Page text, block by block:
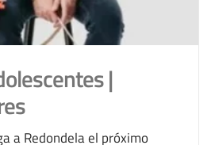
|
a Redondela el próximo